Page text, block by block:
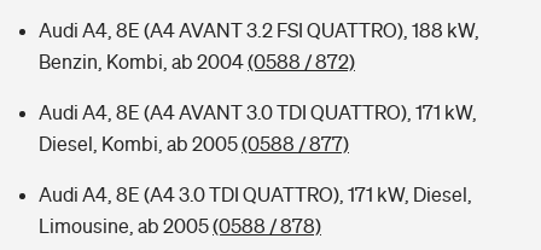
Audi A4, 8E (A4 AVANT 3.2 FSI QUATTRO), 188 kW,
Benzin, Kombi, ab 2004(0588 / 872)
Audi A4, 8E (A4 AVANT 3.0 TDI QUATTRO), 171 kW,
Diesel, Kombi, ab 2005(0588 / 877)
Audi A4, 8E (A4 3.0 TDI QUATTRO), 171 kW, Diesel,
Limousine, ab 2005(0588 / 878)